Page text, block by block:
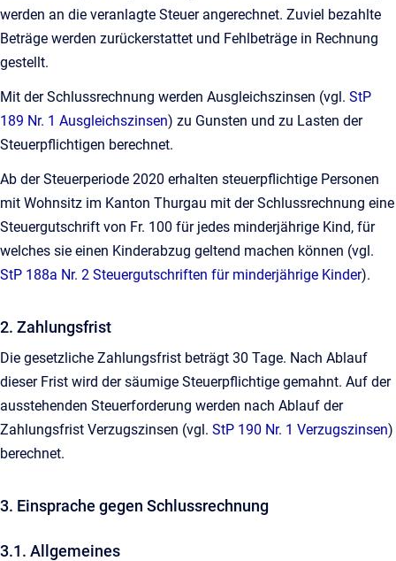
werden an die veranlagte Steuer angerechnet. Zuviel bezahlte
Beträge werden zurückerstattet und Fehlbeträge in Rechnung
gestellt.
Mit der Schlussrechnung werden Ausgleichszinsen (vgl. StP
189 Nr. 1 Ausgleichszinsen) zu Gunsten und zu Lasten der
Steuerpflichtigen berechnet.
Ab der Steuerperiode 2020 erhalten steuerpflichtige Personen
mit Wohnsitz im Kanton Thurgau mit der Schlussrechnung eine
Steuergutschrift von Fr. 100 für jedes minderjährige Kind, für
welches sie einen Kinderabzug geltend machen können (vgl.
StP 188a Nr. 2 Steuergutschriften für minderjährige Kinder).
2. Zahlungsfrist
Die gesetzliche Zahlungsfrist beträgt 30 Tage. Nach Ablauf
dieser Frist wird der säumige Steuerpflichtige gemahnt. Auf der
ausstehenden Steuerforderung werden nach Ablauf der
Zahlungsfrist Verzugszinsen (vgl. StP 190 Nr. 1 Verzugszinsen)
berechnet.
3. Einsprache gegen Schlussrechnung
3.1. Allgemeines